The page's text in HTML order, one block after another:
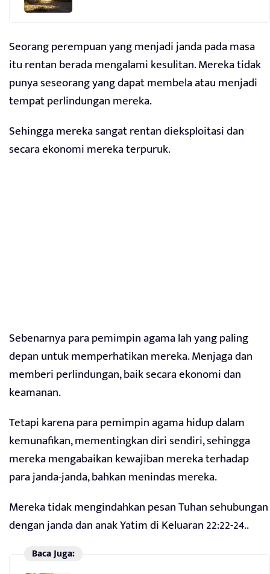
Seorang perempuan yang menjadi janda pada masa
itu rentan berada mengalami kesulitan. Mereka tidak
punya seseorang yang dapat membela atau menjadi
tempat perlindungan mereka.
Sehingga mereka sangat rentan dieksploitasi dan
secara ekonomi mereka terpuruk.
Sebenarnya para pemimpin agama lah yang paling
depan untuk memperhatikan mereka. Menjaga dan
memberi perlindungan, baik secara ekonomi dan
keamanan.
Tetapi karena para pemimpin agama hidup dalam
kemunafikan, mementingkan diri sendiri, sehingga
mereka mengabaikan kewajiban mereka terhadap
para janda-janda, bahkan menindas mereka.
Mereka tidak mengindahkan pesan Tuhan sehubungan
dengan janda dan anak Yatim di Keluaran 22:22-24..
Baca Juga: